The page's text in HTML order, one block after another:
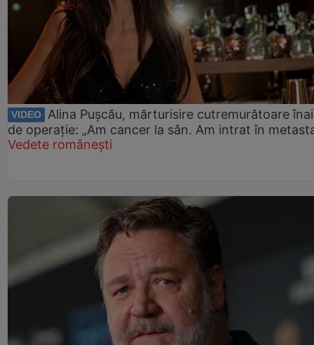
VIDEO
Alina Pușcău, mărturisire cutremurătoare
de operație: „Am cancer la sân. Am intrat în
Vedete românești